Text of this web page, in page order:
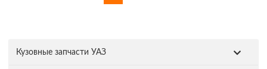
Кузовные запчасти УАЗ